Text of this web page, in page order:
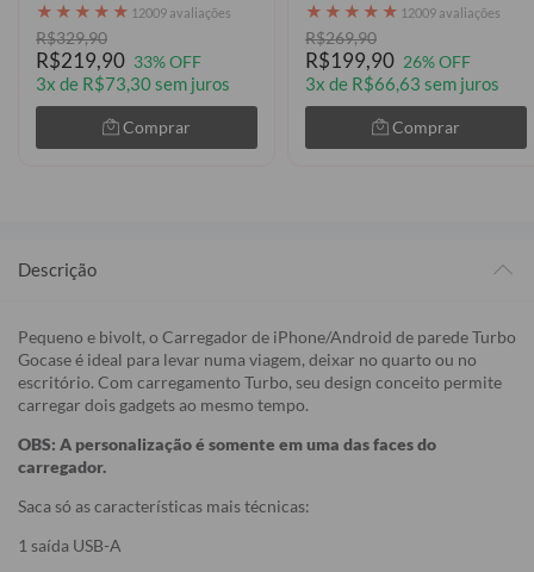
★ ★ ★ ★ ★ 12009 avaliações
R$329,90
R$219,90 33% OFF
3x de R$73,30 sem juros
Comprar
★ ★ ★ ★ ★ 12009 avaliações
R$269,90
R$199,90 26% OFF
3x de R$66,63 sem juros
Comprar
Descrição
Pequeno e bivolt, o Carregador de iPhone/Android de parede Turbo
Gocase é ideal para levar numa viagem, deixar no quarto ou no
escritório. Com carregamento Turbo, seu design conceito permite
carregar dois gadgets ao mesmo tempo.
OBS: A personalização é somente em uma das faces do
carregador.
Saca só as características mais técnicas:
1 saída USB-A